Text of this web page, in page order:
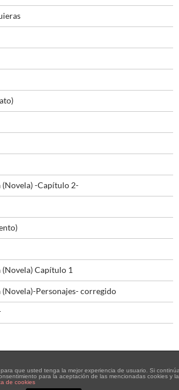
-Capítulo 2-
Capítulo 1
Personajes- corregido
que usted tenga la mejor experiencia de usuario. Si
para la aceptación de las mencionadas cookies y la
de cookies